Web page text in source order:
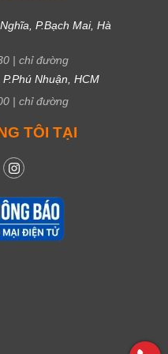
P.Bạch Mai, Hà
| chỉ đường
Nhuận, HCM
| chỉ đường
TÔI TẠI